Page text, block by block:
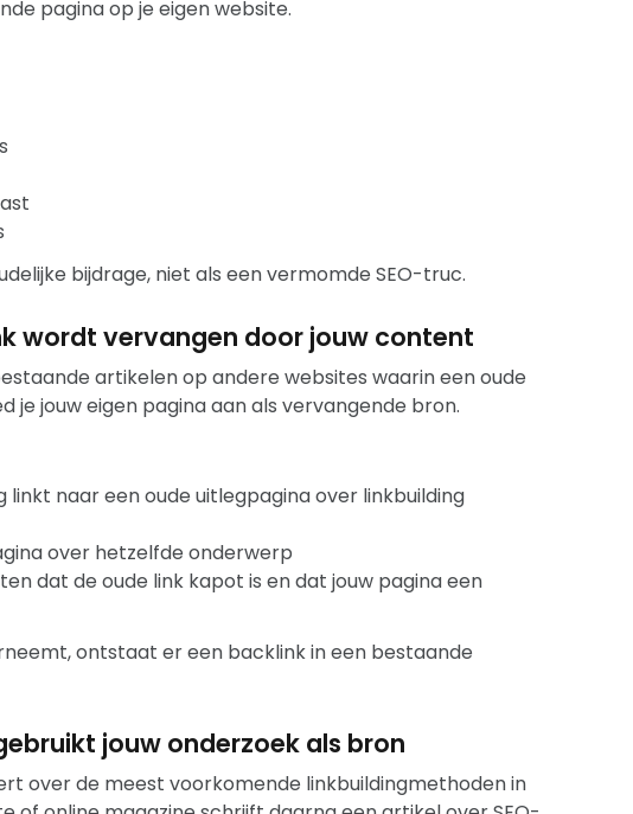
pagina op je eigen website.
bijdrage, niet als een vermomde SEO-truc.
wordt vervangen door jouw content
artikelen op andere websites waarin een oude
je jouw eigen pagina aan als vervangende bron.
naar een oude uitlegpagina over linkbuilding
over hetzelfde onderwerp
dat de oude link kapot is en dat jouw pagina een
ontstaat er een backlink in een bestaande
jouw onderzoek als bron
over de meest voorkomende linkbuildingmethoden in